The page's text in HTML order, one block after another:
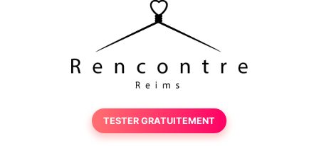
TESTER GRATUITEMENT